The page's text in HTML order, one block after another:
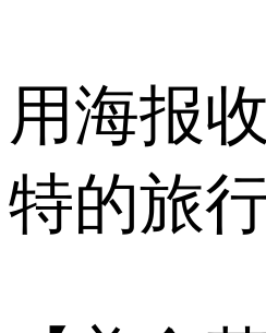
用海报
特的旅